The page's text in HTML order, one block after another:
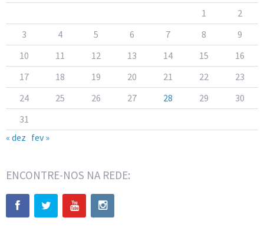
1
2
3
4 5 6 7 8
9
10
11 12 13 14 15
16
17
18 19 20 21 22
23
24
25 26 27 28 29
30
31
« dez fev »
ENCONTRE-NOS NA REDE: